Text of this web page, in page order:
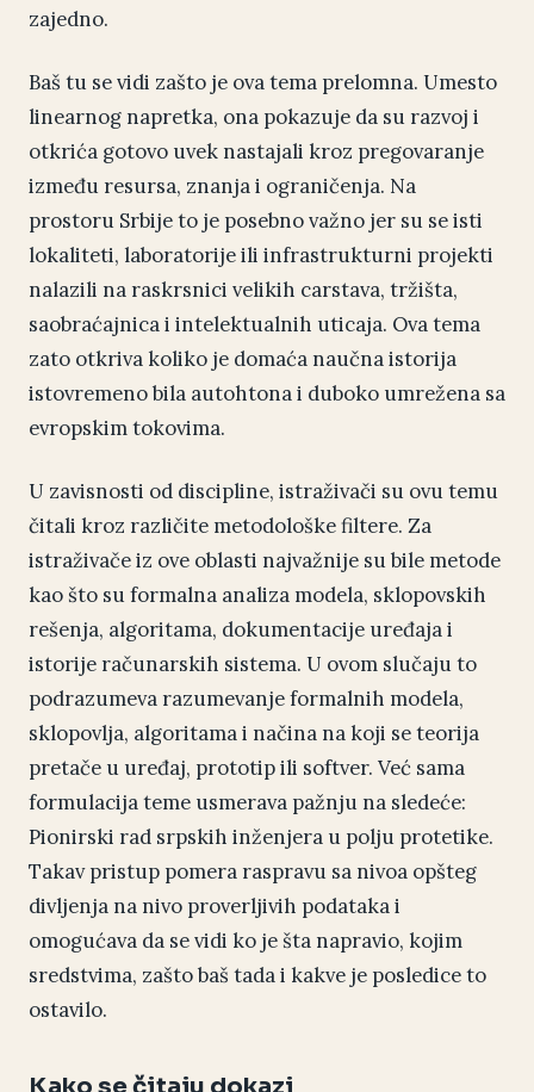
zajedno.
Baš tu se vidi zašto je ova tema prelomna. Umesto
linearnog napretka, ona pokazuje da su razvoj i
otkrića gotovo uvek nastajali kroz pregovaranje
između resursa, znanja i ograničenja. Na
prostoru Srbije to je posebno važno jer su se isti
lokaliteti, laboratorije ili infrastrukturni projekti
nalazili na raskrsnici velikih carstava, tržišta,
saobraćajnica i intelektualnih uticaja. Ova tema
zato otkriva koliko je domaća naučna istorija
istovremeno bila autohtona i duboko umrežena sa
evropskim tokovima.
U zavisnosti od discipline, istraživači su ovu temu
čitali kroz različite metodološke filtere. Za
istraživače iz ove oblasti najvažnije su bile metode
kao što su formalna analiza modela, sklopovskih
rešenja, algoritama, dokumentacije uređaja i
istorije računarskih sistema. U ovom slučaju to
podrazumeva razumevanje formalnih modela,
sklopovlja, algoritama i načina na koji se teorija
pretače u uređaj, prototip ili softver. Već sama
formulacija teme usmerava pažnju na sledeće:
Pionirski rad srpskih inženjera u polju protetike.
Takav pristup pomera raspravu sa nivoa opšteg
divljenja na nivo proverljivih podataka i
omogućava da se vidi ko je šta napravio, kojim
sredstvima, zašto baš tada i kakve je posledice to
ostavilo.